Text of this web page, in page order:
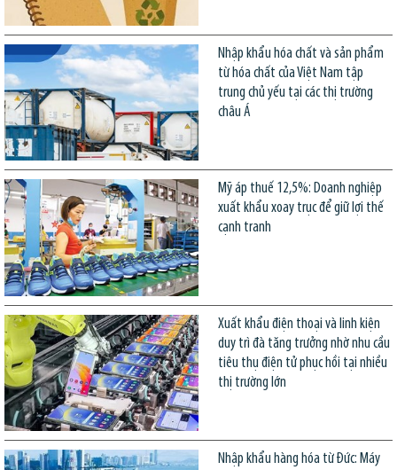
Nhập khẩu hóa chất và sản phẩm
từ hóa chất của Việt Nam tập
trung chủ yếu tại các thị trường
châu Á
Mỹ áp thuế 12,5%: Doanh nghiệp
xuất khẩu xoay trục để giữ lợi thế
cạnh tranh
Xuất khẩu điện thoại và linh kiện
duy trì đà tăng trưởng nhờ nhu cầu
tiêu thụ điện tử phục hồi tại nhiều
thị trường lớn
Nhập khẩu hàng hóa từ Đức: Máy